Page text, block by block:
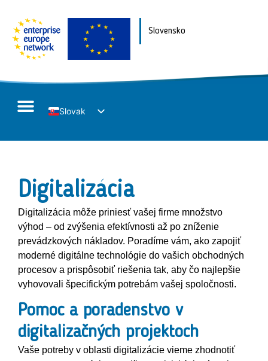
Slovensko
Slovak
Digitalizácia
Digitalizácia môže priniesť vašej firme množstvo
výhod – od zvýšenia efektívnosti až po zníženie
prevádzkových nákladov. Poradíme vám, ako zapojiť
moderné digitálne technológie do vašich obchodných
procesov a prispôsobiť riešenia tak, aby čo najlepšie
vyhovovali špecifickým potrebám vašej spoločnosti.
Pomoc a poradenstvo v
digitalizačných projektoch
Vaše potreby v oblasti digitalizácie vieme zhodnotiť